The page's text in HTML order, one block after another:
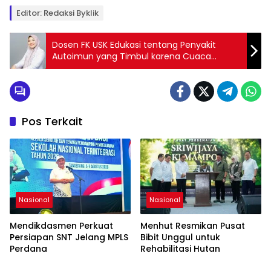
Editor: Redaksi Byklik
Dosen FK USK Edukasi tentang Penyakit
Autoimun yang Timbul karena Cuaca
Ekstrem
Pos Terkait
Nasional
Mendikdasmen Perkuat
Persiapan SNT Jelang MPLS
Perdana
Nasional
Menhut Resmikan Pusat
Bibit Unggul untuk
Rehabilitasi Hutan